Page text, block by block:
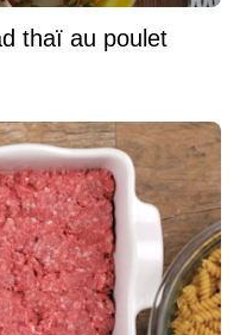
thaï au poulet